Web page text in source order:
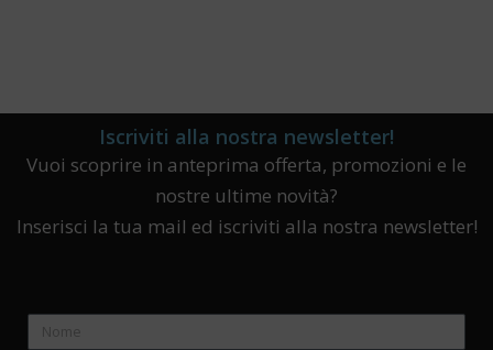
Iscriviti alla nostra newsletter!
Vuoi scoprire in anteprima offerta, promozioni e le
nostre ultime novità?
Inserisci la tua mail ed iscriviti alla nostra newsletter!